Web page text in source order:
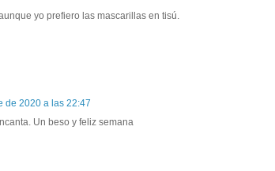
yo prefiero las mascarillas en tisú.
de 2020 a las 22:47
Un beso y feliz semana